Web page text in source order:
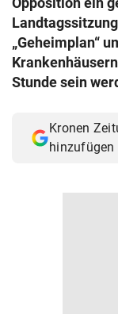
„Geheimplan“
Stunde sein
Kronen
hinzufügen